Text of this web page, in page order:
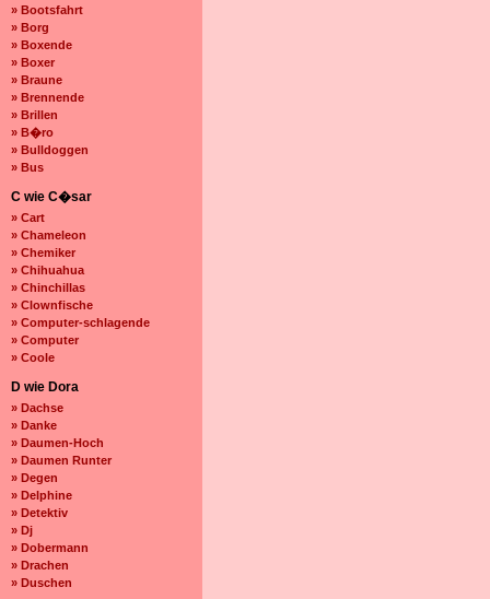
» Bootsfahrt
» Borg
» Boxende
» Boxer
» Braune
» Brennende
» Brillen
» B�ro
» Bulldoggen
» Bus
C wie C�sar
» Cart
» Chameleon
» Chemiker
» Chihuahua
» Chinchillas
» Clownfische
» Computer-schlagende
» Computer
» Coole
D wie Dora
» Dachse
» Danke
» Daumen-Hoch
» Daumen Runter
» Degen
» Delphine
» Detektiv
» Dj
» Dobermann
» Drachen
» Duschen